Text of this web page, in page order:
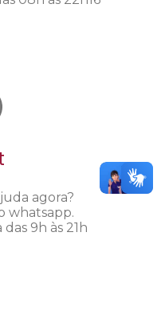
agora?
whatsapp.
9h às 21h